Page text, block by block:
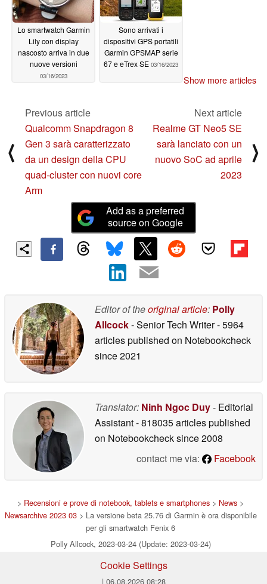
Lo smartwatch Garmin
Lily con display
nascosto arriva in due
nuove versioni
03/16/2023
Sono arrivati i
dispositivi GPS portatili
Garmin GPSMAP serie
67 e eTrex SE 03/16/2023
Show more articles
⟨
Previous article
Qualcomm Snapdragon 8
Gen 3 sarà caratterizzato
da un design della CPU
quad-cluster con nuovi core
Arm
Next article
Realme GT Neo5 SE
sarà lanciato con un
nuovo SoC ad aprile
2023
⟩
Add as a preferred
source on Google
Editor of theoriginal article: Polly
Allcock- Senior Tech Writer- 5964
articles published on Notebookcheck
since 2021
Translator: Ninh Ngoc Duy- Editorial
Assistant- 818035 articles published
on Notebookchecksince 2008
contact me via:
Facebook
> Recensioni e prove di notebook, tablets e smartphones > News >
Newsarchive 2023 03> La versione beta 25.76 di Garmin è ora disponibile
per gli smartwatch Fenix 6
Polly Allcock, 2023-03-24 (Update: 2023-03-24)
Cookie Settings
| 06.08.2026 08:28